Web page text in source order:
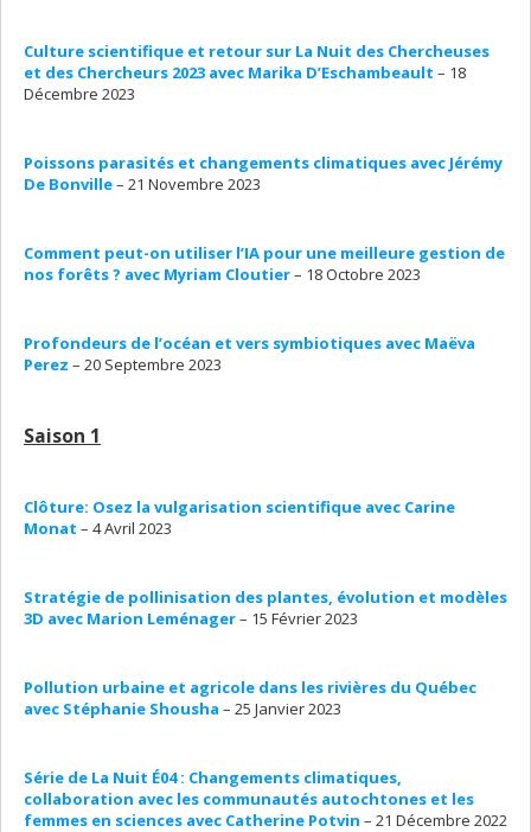
Culture scientifique et retour sur La Nuit des Chercheuses
et des Chercheurs 2023 avec Marika D’Eschambeault – 18
Décembre 2023
Poissons parasités et changements climatiques avec Jérémy
De Bonville– 21 Novembre 2023
Comment peut-on utiliser l’IA pour une meilleure gestion de
nos forêts ? avec Myriam Cloutier– 18 Octobre 2023
Profondeurs de l’océan et vers symbiotiques avec Maëva
Perez – 20 Septembre 2023
Saison 1
Clôture: Osez la vulgarisation scientifique avec Carine
Monat – 4 Avril 2023
Stratégie de pollinisation des plantes, évolution et modèles
3D avec Marion Leménager– 15 Février 2023
Pollution urbaine et agricole dans les rivières du Québec
avec Stéphanie Shousha – 25 Janvier 2023
Série de La Nuit É04 : Changements climatiques,
collaboration avec les communautés autochtones et les
femmes en sciences avec Catherine Potvin – 21 Décembre 2022